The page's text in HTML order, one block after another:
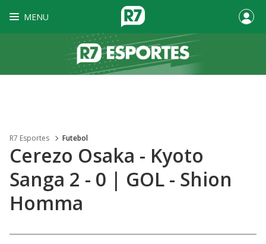
MENU
R7 Esportes Futebol
Cerezo Osaka - Kyoto
Sanga 2 - 0 | GOL - Shion
Homma